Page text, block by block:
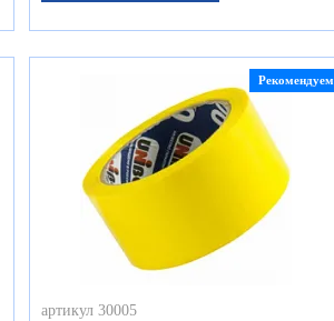
Рекомендуем
артикул 30005